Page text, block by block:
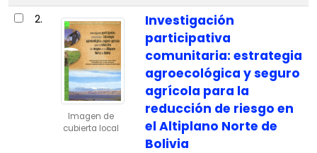
2.
Imagen de
cubierta local
Investigación
participativa
comunitaria: estrategia
agroecológica y seguro
agrícola para la
reducción de riesgo en
el Altiplano Norte de
Bolivia